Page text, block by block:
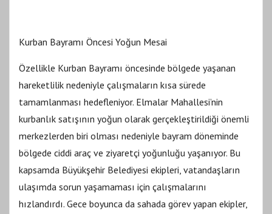
Kurban Bayramı Öncesi Yoğun Mesai
Özellikle Kurban Bayramı öncesinde bölgede yaşanan
hareketlilik nedeniyle çalışmaların kısa sürede
tamamlanması hedefleniyor. Elmalar Mahallesi’nin
kurbanlık satışının yoğun olarak gerçekleştirildiği önemli
merkezlerden biri olması nedeniyle bayram döneminde
bölgede ciddi araç ve ziyaretçi yoğunluğu yaşanıyor. Bu
kapsamda Büyükşehir Belediyesi ekipleri, vatandaşların
ulaşımda sorun yaşamaması için çalışmalarını
hızlandırdı. Gece boyunca da sahada görev yapan ekipler,